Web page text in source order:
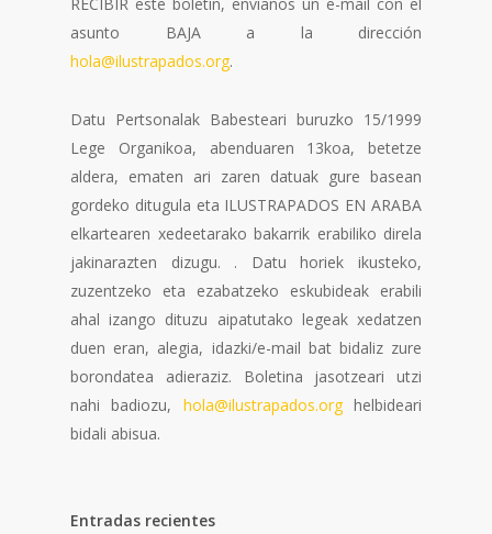
asunto BAJA a la dirección
hola@ilustrapados.org.
Datu Pertsonalak Babesteari buruzko 15/1999
Lege Organikoa, abenduaren 13koa, betetze
aldera, ematen ari zaren datuak gure basean
gordeko ditugula eta ILUSTRAPADOS EN ARABA
elkartearen xedeetarako bakarrik erabiliko direla
jakinarazten dizugu. . Datu horiek ikusteko,
zuzentzeko eta ezabatzeko eskubideak erabili
ahal izango dituzu aipatutako legeak xedatzen
duen eran, alegia, idazki/e-mail bat bidaliz zure
borondatea adieraziz. Boletina jasotzeari utzi
nahi badiozu, hola@ilustrapados.orghelbideari
bidali abisua.
Entradas recientes